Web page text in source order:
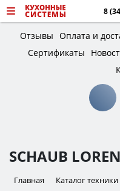
8
Отзывы Оплата и
Сертификаты
SCHAUB
Главная Каталог техники